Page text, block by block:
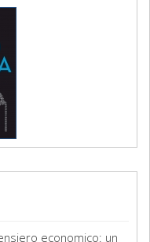
economico: un